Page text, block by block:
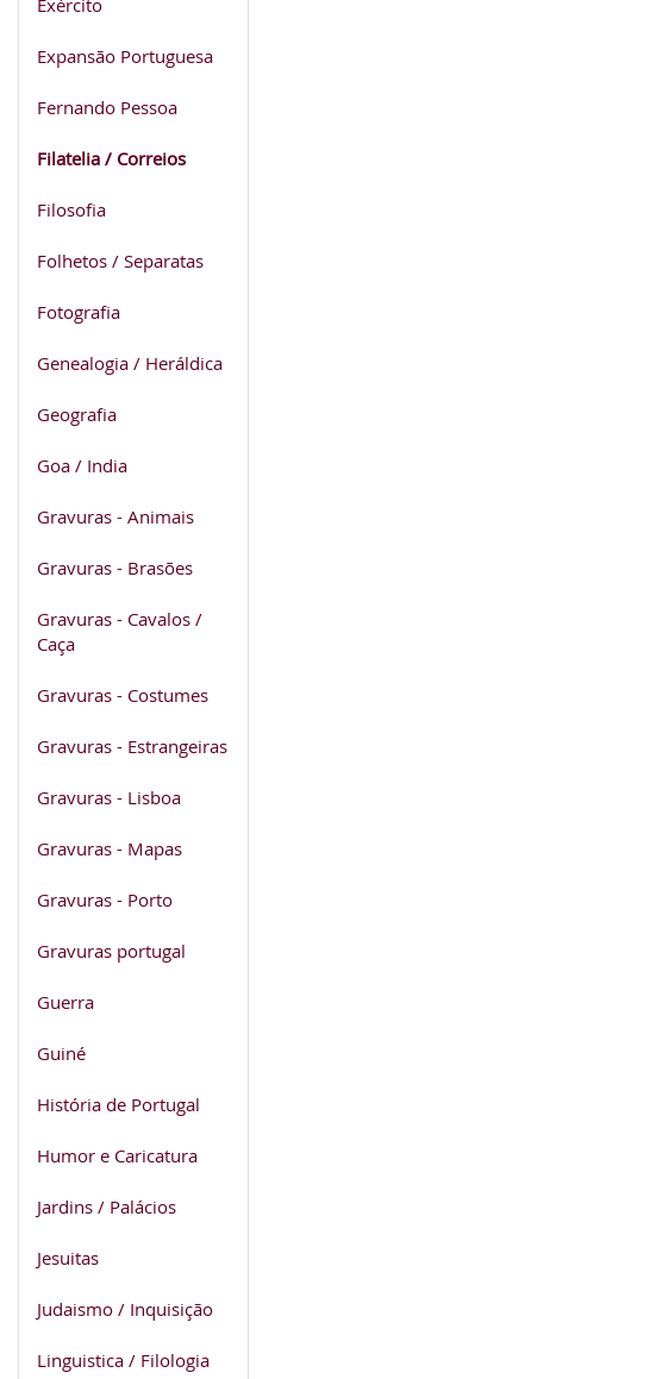
Expansão Portuguesa
Fernando Pessoa
Filatelia / Correios
Filosofia
Folhetos / Separatas
Fotografia
Genealogia / Heráldica
Geografia
Goa / India
Gravuras - Animais
Gravuras - Brasões
Gravuras - Cavalos /
Caça
Gravuras - Costumes
Gravuras - Estrangeiras
Gravuras - Lisboa
Gravuras - Mapas
Gravuras - Porto
Gravuras portugal
Guerra
Guiné
História de Portugal
Humor e Caricatura
Jardins / Palácios
Jesuitas
Judaismo / Inquisição
Linguistica / Filologia